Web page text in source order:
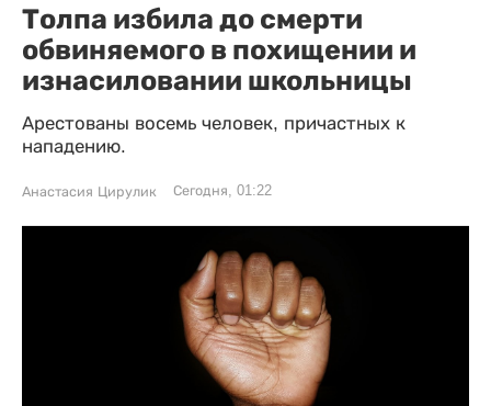
Толпа избила до смерти
обвиняемого в похищении и
изнасиловании школьницы
Арестованы восемь человек, причастных к
нападению.
Анастасия Цирулик Сегодня, 01:22